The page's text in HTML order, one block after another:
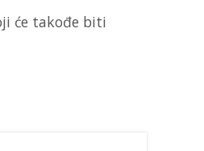
će takođe biti